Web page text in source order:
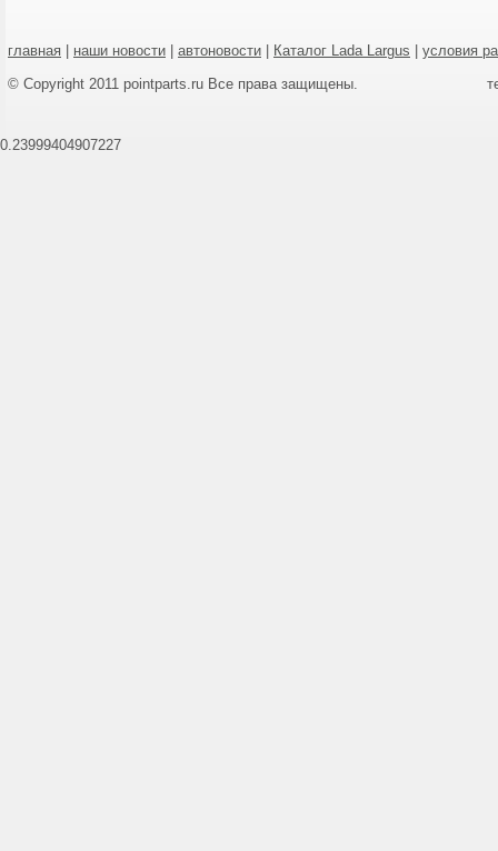
главная наши новости автоновости Каталог Lada Largus
условия
© Copyright 2011 pointparts.ru Все права защищены.
0.23999404907227